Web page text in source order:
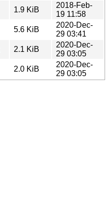
1.9 KiB
2018-Feb-
19 11:58
5.6 KiB
2020-Dec-
29 03:41
2.1 KiB
2020-Dec-
29 03:05
2.0 KiB
2020-Dec-
29 03:05